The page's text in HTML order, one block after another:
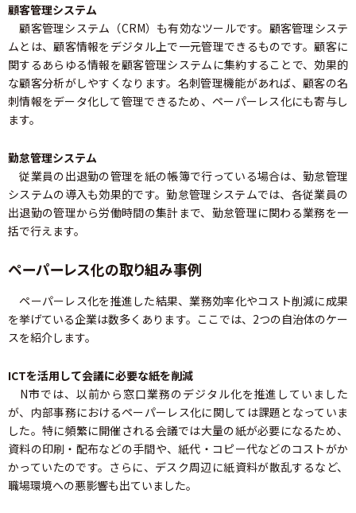
顧客管理システム
顧客管理システム（CRM）も有効なツールです。顧客管理システ
ムとは、顧客情報をデジタル上で一元管理できるものです。顧客に
関するあらゆる情報を顧客管理システムに集約することで、効果的
な顧客分析がしやすくなります。名刺管理機能があれば、顧客の名
刺情報をデータ化して管理できるため、ペーパーレス化にも寄与し
ます。
勤怠管理システム
従業員の出退勤の管理を紙の帳簿で行っている場合は、勤怠管理
システムの導入も効果的です。勤怠管理システムでは、各従業員の
出退勤の管理から労働時間の集計まで、勤怠管理に関わる業務を一
括で行えます。
ペーパーレス化の取り組み事例
ペーパーレス化を推進した結果、業務効率化やコスト削減に成果
を挙げている企業は数多くあります。ここでは、2つの自治体のケー
スを紹介します。
ICTを活用して会議に必要な紙を削減
N市では、以前から窓口業務のデジタル化を推進していました
が、内部事務におけるペーパーレス化に関しては課題となっていま
した。特に頻繁に開催される会議では大量の紙が必要になるため、
資料の印刷・配布などの手間や、紙代・コピー代などのコストがか
かっていたのです。さらに、デスク周辺に紙資料が散乱するなど、
職場環境への悪影響も出ていました。